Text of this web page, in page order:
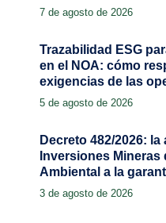
7 de agosto de 2026
Trazabilidad ESG
en el NOA: cómo
exigencias de las
5 de agosto de 2026
Decreto 482/2026:
Inversiones
Ambiental a la
3 de agosto de 2026